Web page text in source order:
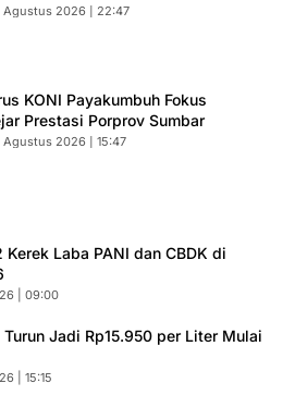
Agustus 2026 | 22:47
KONI Payakumbuh Fokus
Prestasi Porprov Sumbar
Agustus 2026 | 15:47
Laba PANI dan CBDK di
| 09:00
Turun Jadi Rp15.950 per Liter Mulai
| 15:15